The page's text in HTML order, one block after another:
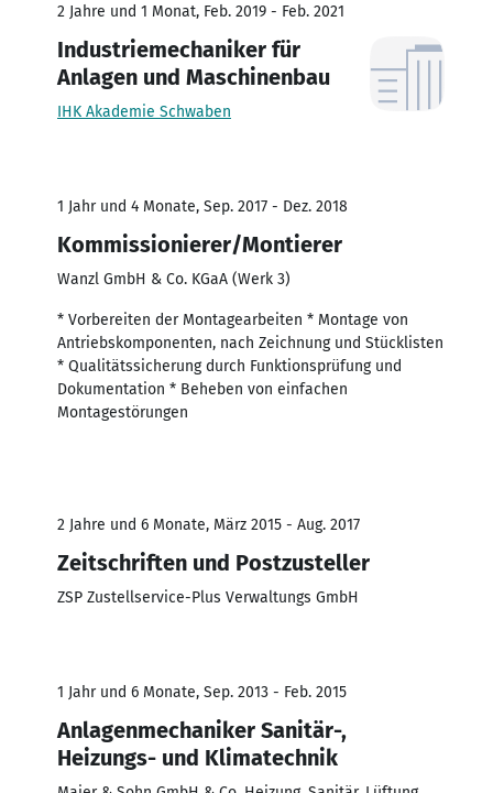
2 Jahre und 1 Monat, Feb. 2019 - Feb. 2021
Industriemechaniker für
Anlagen und Maschinenbau
IHK Akademie Schwaben
1 Jahr und 4 Monate, Sep. 2017 - Dez. 2018
Kommissionierer/Montierer
Wanzl GmbH & Co. KGaA (Werk 3)
* Vorbereiten der Montagearbeiten * Montage von
Antriebskomponenten, nach Zeichnung und Stücklisten
* Qualitätssicherung durch Funktionsprüfung und
Dokumentation * Beheben von einfachen
Montagestörungen
2 Jahre und 6 Monate, März 2015 - Aug. 2017
Zeitschriften und Postzusteller
ZSP Zustellservice-Plus Verwaltungs GmbH
1 Jahr und 6 Monate, Sep. 2013 - Feb. 2015
Anlagenmechaniker Sanitär-,
Heizungs- und Klimatechnik